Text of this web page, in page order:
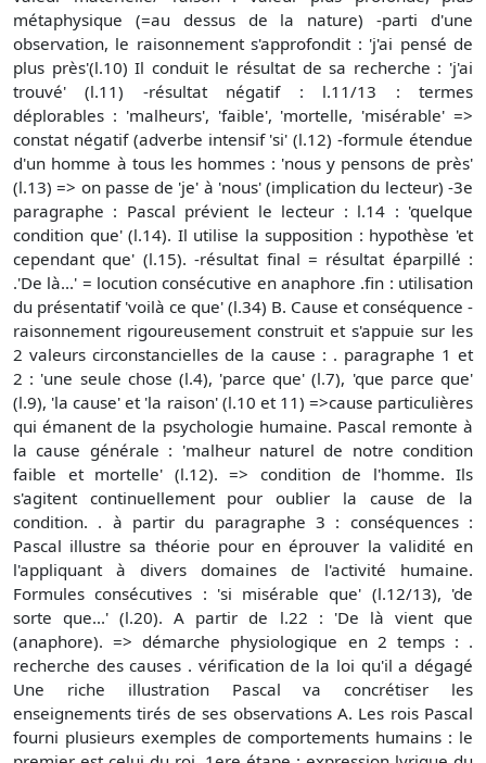
métaphysique (=au dessus de la nature) -parti d'une
observation, le raisonnement s'approfondit : 'j'ai pensé de
plus près'(l.10) Il conduit le résultat de sa recherche : 'j'ai
trouvé' (l.11) -résultat négatif : l.11/13 : termes
déplorables : 'malheurs', 'faible', 'mortelle, 'misérable' =>
constat négatif (adverbe intensif 'si' (l.12) -formule étendue
d'un homme à tous les hommes : 'nous y pensons de près'
(l.13) => on passe de 'je' à 'nous' (implication du lecteur) -3e
paragraphe : Pascal prévient le lecteur : l.14 : 'quelque
condition que' (l.14). Il utilise la supposition : hypothèse 'et
cependant que' (l.15). -résultat final = résultat éparpillé :
.'De là...' = locution consécutive en anaphore .fin : utilisation
du présentatif 'voilà ce que' (l.34) B. Cause et conséquence -
raisonnement rigoureusement construit et s'appuie sur les
2 valeurs circonstancielles de la cause : . paragraphe 1 et
2 : 'une seule chose (l.4), 'parce que' (l.7), 'que parce que'
(l.9), 'la cause' et 'la raison' (l.10 et 11) =>cause particulières
qui émanent de la psychologie humaine. Pascal remonte à
la cause générale : 'malheur naturel de notre condition
faible et mortelle' (l.12). => condition de l'homme. Ils
s'agitent continuellement pour oublier la cause de la
condition. . à partir du paragraphe 3 : conséquences :
Pascal illustre sa théorie pour en éprouver la validité en
l'appliquant à divers domaines de l'activité humaine.
Formules consécutives : 'si misérable que' (l.12/13), 'de
sorte que...' (l.20). A partir de l.22 : 'De là vient que
(anaphore). => démarche physiologique en 2 temps : .
recherche des causes . vérification de la loi qu'il a dégagé
Une riche illustration Pascal va concrétiser les
enseignements tirés de ses observations A. Les rois Pascal
fourni plusieurs exemples de comportements humains : le